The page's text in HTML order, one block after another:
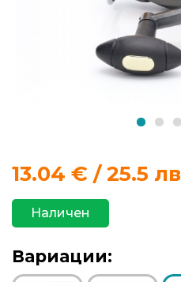
Аксесоари
риболов
Влакна
за
13.04 € / 25.5 лв
Наличен
Вариации: